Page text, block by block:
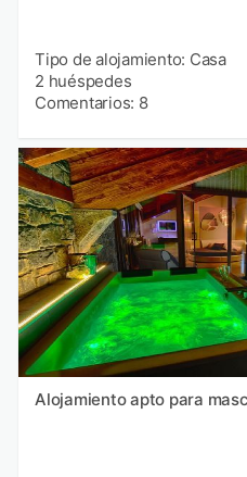
Tipo de alojamiento: Casa
2 huéspedes
Comentarios: 8
Alojamiento apto para